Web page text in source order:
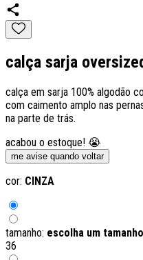
calça sarja
calça em sarja 100% algodão
com caimento amplo nas
na parte de trás.
acabou o estoque! 😭
me avise quando voltar
cor: CINZA
tamanho: escolha um tamanho
36